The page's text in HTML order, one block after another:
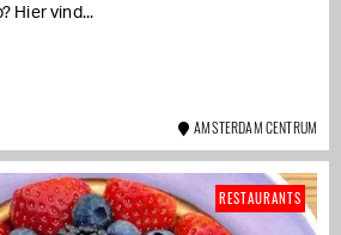
Hier vind...
AMSTERDAM CENTRUM
RESTAURANTS